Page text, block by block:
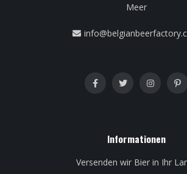
Meer
Informationen
Versenden wir Bier in Ihr